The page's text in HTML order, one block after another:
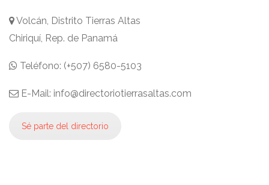
Volcán, Distrito Tierras Altas
Chiriquí, Rep. de Panamá
Teléfono: (+507) 6580-5103
E-Mail: info@directoriotierrasaltas.com
Sé parte del directorio